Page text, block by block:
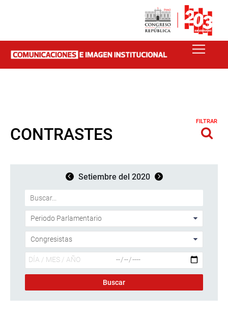
CONTRASTES
FILTRAR
Setiembre del 2020